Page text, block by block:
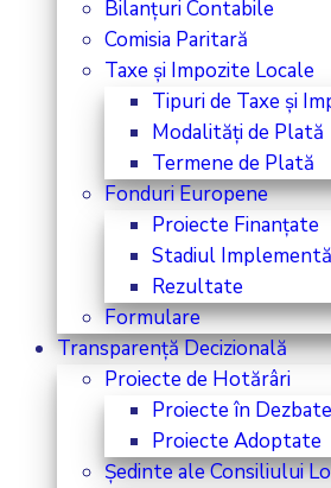
Bilanțuri Contabile
Comisia Paritară
Taxe și Impozite Locale
Tipuri de Taxe și
Modalități de Plată
Termene de Plată
Fonduri Europene
Proiecte Finanțate
Stadiul
Rezultate
Formulare
Transparență Decizională
Proiecte de Hotărâri
Proiecte în
Proiecte Adoptate
Ședinte ale Consiliului